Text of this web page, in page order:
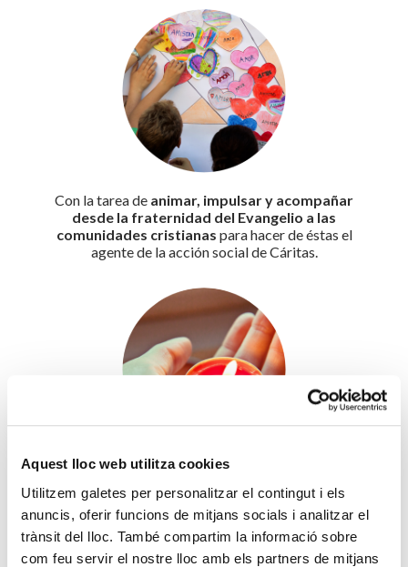
Aquest lloc web utilitza cookies
Utilitzem galetes per personalitzar el contingut i els
anuncis, oferir funcions de mitjans socials i analitzar el
trànsit del lloc. També compartim la informació sobre
com feu servir el nostre lloc amb els partners de mitjans
Con la tarea de animar, impulsar y acompañar
desde la fraternidad del Evangelio a las
comunidades cristianas para hacer de éstas el
agente de la acción social de Cáritas.
hay nadie, generando oportunidades y
defendiendo los derechos reconocidos y no
aplicados, o los no reconocidos, con voz propia y
profética.